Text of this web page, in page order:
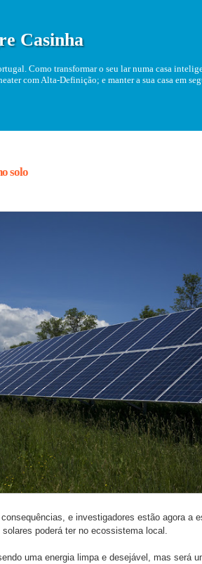
Casinha
Como transformar o seu lar numa casa
com Alta-Definição; e manter a sua casa em
solo
e investigadores estão agora a
poderá ter no ecossistema local.
uma energia limpa e desejável, mas será